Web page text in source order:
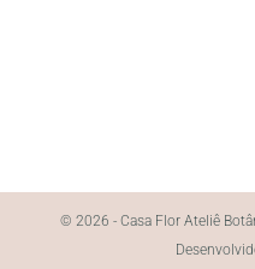
© 2026 - Casa Flor Ateliê